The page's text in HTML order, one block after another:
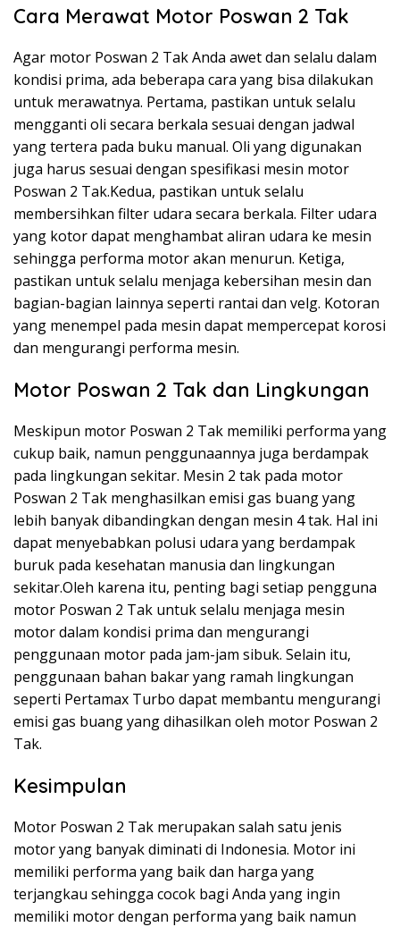
Cara Merawat Motor Poswan 2 Tak
Agar motor Poswan 2 Tak Anda awet dan selalu dalam
kondisi prima, ada beberapa cara yang bisa dilakukan
untuk merawatnya. Pertama, pastikan untuk selalu
mengganti oli secara berkala sesuai dengan jadwal
yang tertera pada buku manual. Oli yang digunakan
juga harus sesuai dengan spesifikasi mesin motor
Poswan 2 Tak.Kedua, pastikan untuk selalu
membersihkan filter udara secara berkala. Filter udara
yang kotor dapat menghambat aliran udara ke mesin
sehingga performa motor akan menurun. Ketiga,
pastikan untuk selalu menjaga kebersihan mesin dan
bagian-bagian lainnya seperti rantai dan velg. Kotoran
yang menempel pada mesin dapat mempercepat korosi
dan mengurangi performa mesin.
Motor Poswan 2 Tak dan Lingkungan
Meskipun motor Poswan 2 Tak memiliki performa yang
cukup baik, namun penggunaannya juga berdampak
pada lingkungan sekitar. Mesin 2 tak pada motor
Poswan 2 Tak menghasilkan emisi gas buang yang
lebih banyak dibandingkan dengan mesin 4 tak. Hal ini
dapat menyebabkan polusi udara yang berdampak
buruk pada kesehatan manusia dan lingkungan
sekitar.Oleh karena itu, penting bagi setiap pengguna
motor Poswan 2 Tak untuk selalu menjaga mesin
motor dalam kondisi prima dan mengurangi
penggunaan motor pada jam-jam sibuk. Selain itu,
penggunaan bahan bakar yang ramah lingkungan
seperti Pertamax Turbo dapat membantu mengurangi
emisi gas buang yang dihasilkan oleh motor Poswan 2
Tak.
Kesimpulan
Motor Poswan 2 Tak merupakan salah satu jenis
motor yang banyak diminati di Indonesia. Motor ini
memiliki performa yang baik dan harga yang
terjangkau sehingga cocok bagi Anda yang ingin
memiliki motor dengan performa yang baik namun